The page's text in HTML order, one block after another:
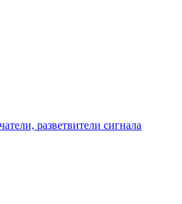
разветвители сигнала